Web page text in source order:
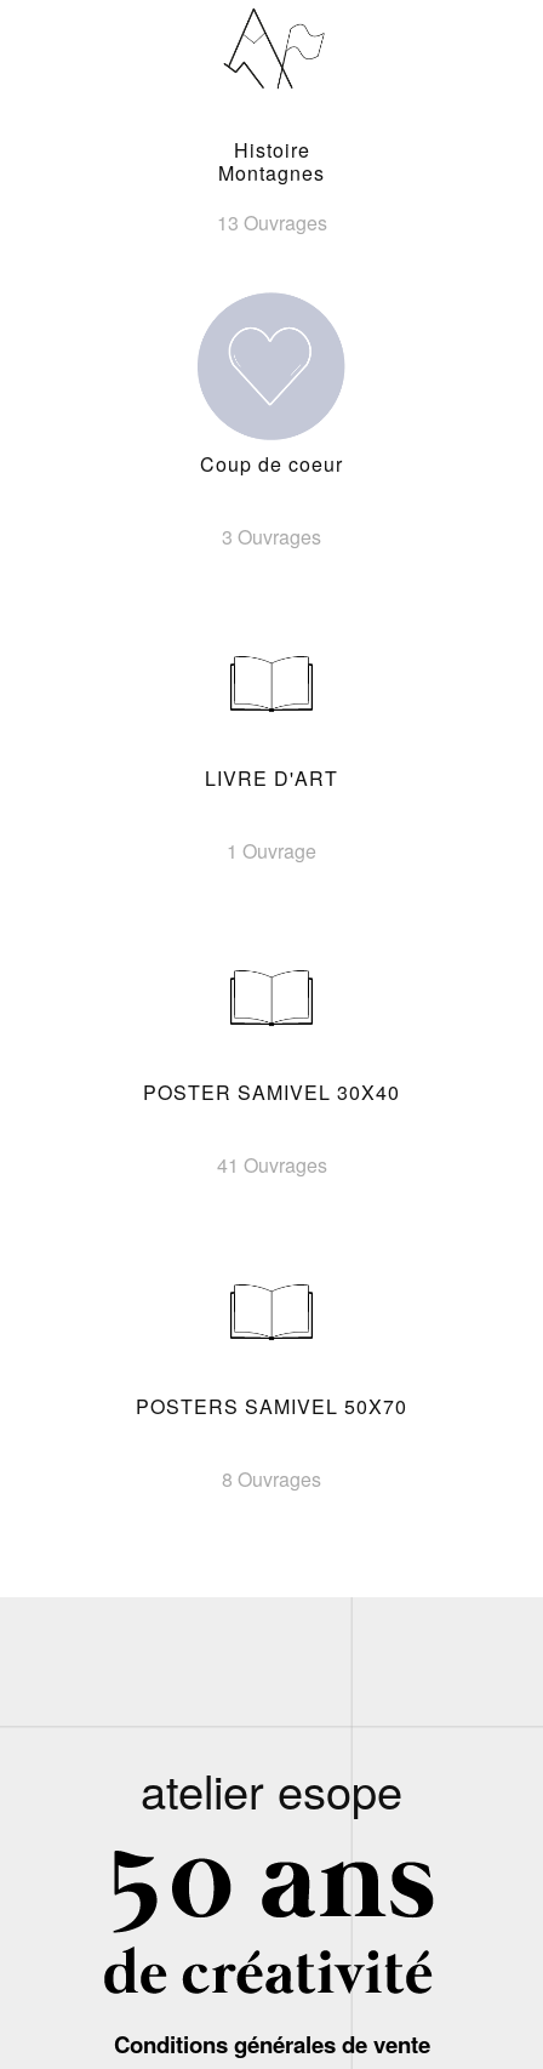
Histoire
Montagnes
13 Ouvrages
Coup de coeur
3 Ouvrages
LIVRE D'ART
1 Ouvrage
POSTER SAMIVEL 30X40
41 Ouvrages
POSTERS SAMIVEL 50X70
8 Ouvrages
atelier esope
Conditions générales de vente